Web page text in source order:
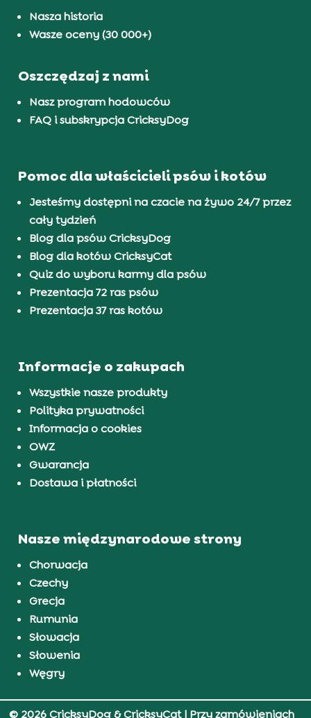
Nasza historia
Wasze oceny (30 000+)
Oszczędzaj z nami
Nasz program hodowców
FAQ i subskrypcja CricksyDog
Pomoc dla właścicieli psów i kotów
Jesteśmy dostępni na czacie na żywo 24/7 przez
cały tydzień
Blog dla psów CricksyDog
Blog dla kotów CricksyCat
Quiz do wyboru karmy dla psów
Prezentacja 72 ras psów
Prezentacja 37 ras kotów
Informacje o zakupach
Wszystkie nasze produkty
Polityka prywatności
Informacja o cookies
OWZ
Gwarancja
Dostawa i płatności
Nasze międzynarodowe strony
Chorwacja
Czechy
Grecja
Rumunia
Słowacja
Słowenia
Węgry
© 2026 CricksyDog & CricksyCat| Przy zamówieniach